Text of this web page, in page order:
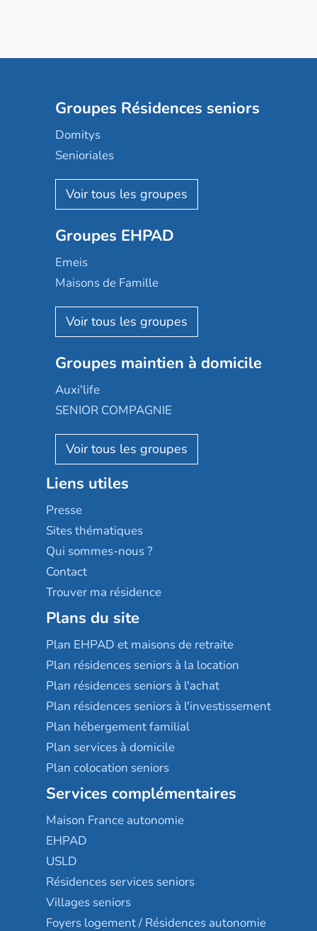
Groupes Résidences seniors
Domitys
Senioriales
Nohée
Les Résidentiels
Mobicap
Domusvi
Happy Senior
Aquarelia
Nexity edenea
Les jardins d'Arcadie
Occitalia
Appartseniors
Reseda
Stella management
Les villages d'or
Sérénys
Résidences services Villa Médicis
Groupes EHPAD
Emeis
Maisons de Famille
Korian
Emera
Groupe SOS
Le Noble Âge
Almage
Résidalya
Groupe aplus
Groupes maintien à domicile
Auxi'life
SENIOR COMPAGNIE
AGE D'OR Services
Liens utiles
Presse
Sites thématiques
Qui sommes-nous ?
Contact
Trouver ma résidence
Plans du site
Plan EHPAD et maisons de retraite
Plan résidences seniors à la location
Plan résidences seniors à l'achat
Plan résidences seniors à l'investissement
Plan hébergement familial
Plan services à domicile
Plan colocation seniors
Services complémentaires
Maison France autonomie
EHPAD
USLD
Résidences services seniors
Villages seniors
Foyers logement / Résidences autonomie